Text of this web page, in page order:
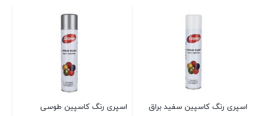
اسپری رنگ کاسپین سفید براق اسپری رنگ کاسپین طوسی